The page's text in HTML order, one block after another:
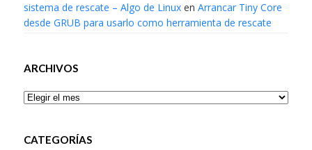
sistema de rescate – Algo de Linuxen Arrancar Tiny Core
desde GRUB para usarlo como herramienta de rescate
ARCHIVOS
Archivos
CATEGORÍAS